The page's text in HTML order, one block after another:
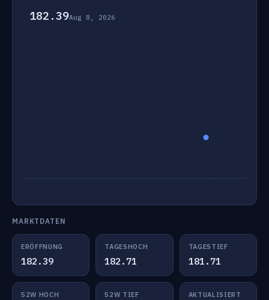
182.39Aug 8, 2026
MARKTDATEN
ERÖFFNUNG
182.39
TAGESHOCH
182.71
TAGESTIEF
181.71
52W HOCH 52W TIEF AKTUALISIERT